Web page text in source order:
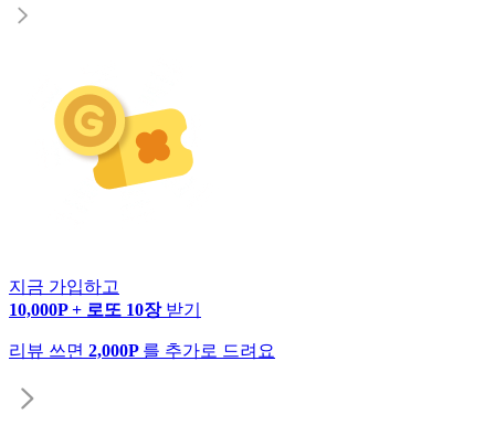
지금 가입하고
10,000P + 로또 10장 받기
리뷰 쓰면 2,000P 를 추가로 드려요